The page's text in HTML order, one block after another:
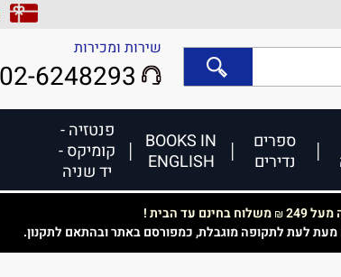
שירות ומכירות
02-6248293
ספרים
נדירים
BOOKS IN
ENGLISH
פנטזיה -
קומיקס -
יד שניה
249
₪משלוח בחינם עד הבית !
מעת לעת לתקופה מוגבלת, כמפורסם באתר ובהתאם לתקנון.